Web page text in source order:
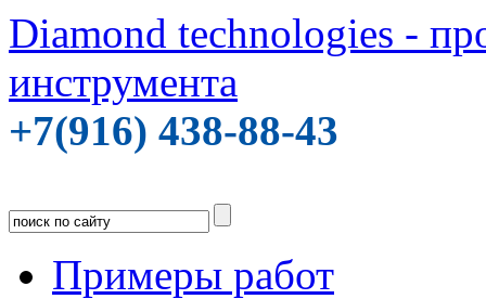
Diamond technologies -
инструмента
+7(916) 438-88-43
Примеры работ